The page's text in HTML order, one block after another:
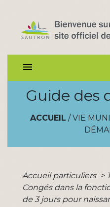
menu
Guide des
ACCUEIL / VIE
Accueil particuliers >
Congés dans la
de 3 jours pour